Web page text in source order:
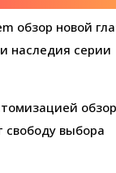
обзор новой
наследия серии
свободу выбора